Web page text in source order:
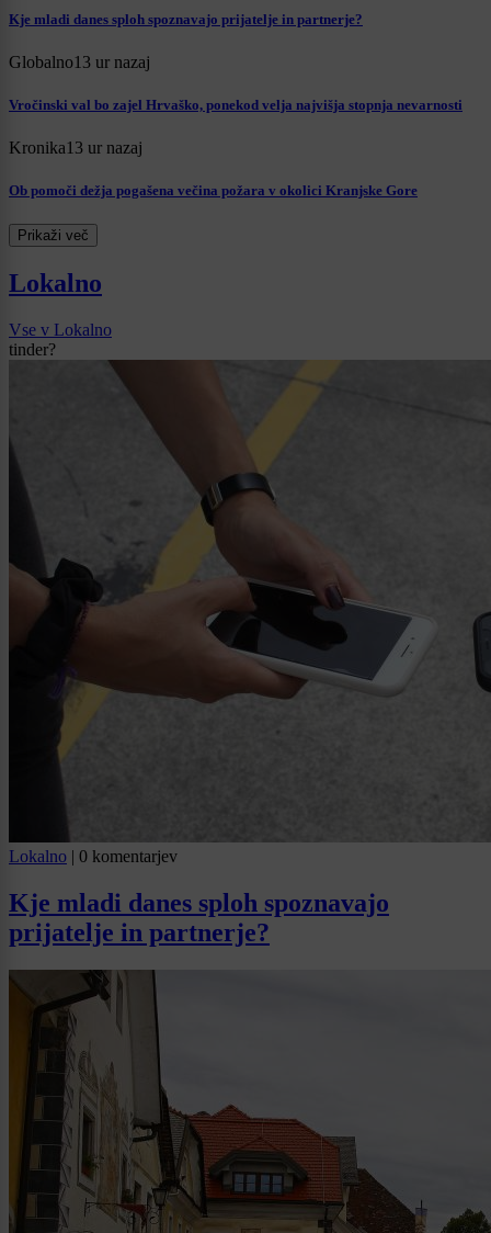
Kje mladi danes sploh spoznavajo prijatelje in partnerje?
Globalno13 ur nazaj
Vročinski val bo zajel Hrvaško, ponekod velja najvišja stopnja nevarnosti
Kronika13 ur nazaj
Ob pomoči dežja pogašena večina požara v okolici Kranjske Gore
Prikaži več
Lokalno
Vse v Lokalno
tinder?
Lokalno | 0 komentarjev
Kje mladi danes sploh spoznavajo
prijatelje in partnerje?